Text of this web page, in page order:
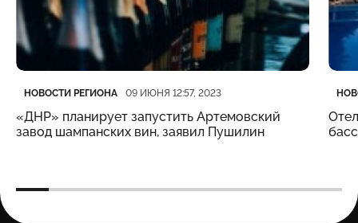
Категория
НОВОСТИ РЕГИОНА
Дата публикации 09 ИЮНЯ 12:57, 2023
«ДНР» планирует запустить Артемовский
завод шампанских вин, заявил Пушилин